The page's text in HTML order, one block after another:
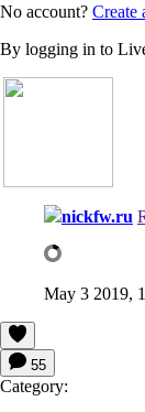
No account? Create
By logging in to
nickfw.ru
May 3 2019,
55
Category: